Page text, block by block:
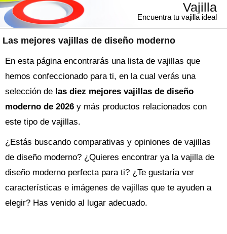
Las mejores vajillas de diseño moderno
Vajilla
Encuentra tu vajilla ideal
En esta página encontrarás una lista de vajillas que
hemos confeccionado para ti, en la cual verás una
selección de las diez mejores vajillas de diseño
moderno de 2026 y más productos relacionados con
este tipo de vajillas.
¿Estás buscando comparativas y opiniones de vajillas
de diseño moderno? ¿Quieres encontrar ya la vajillade
diseño moderno perfecta para ti? ¿Te gustaría ver
características e imágenes de vajillas que te ayuden a
elegir? Has venido al lugar adecuado.